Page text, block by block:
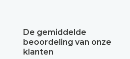
De gemiddelde
beoordeling van onze
klanten